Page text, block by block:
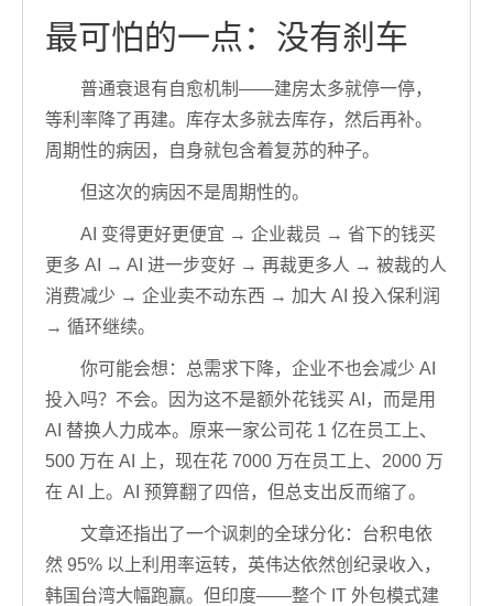
最可怕的一点：没有刹车
普通衰退有自愈机制——建房太多就停一停，
等利率降了再建。库存太多就去库存，然后再补。
周期性的病因，自身就包含着复苏的种子。
但这次的病因不是周期性的。
AI 变得更好更便宜 → 企业裁员 → 省下的钱买
更多 AI → AI 进一步变好 → 再裁更多人 → 被裁的人
消费减少 → 企业卖不动东西 → 加大 AI 投入保利润
→ 循环继续。
你可能会想：总需求下降，企业不也会减少 AI
投入吗？不会。因为这不是额外花钱买 AI，而是用
AI 替换人力成本。原来一家公司花 1 亿在员工上、
500 万在 AI 上，现在花 7000 万在员工上、2000 万
在 AI 上。AI 预算翻了四倍，但总支出反而缩了。
文章还指出了一个讽刺的全球分化：台积电依
然 95% 以上利用率运转，英伟达依然创纪录收入，
韩国台湾大幅跑赢。但印度——整个 IT 外包模式建